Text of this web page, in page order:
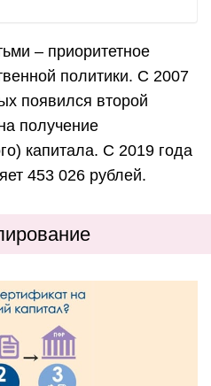
– приоритетное
политики. С 2007
появился второй
получение
капитала. С 2019 года
453 026 рублей.